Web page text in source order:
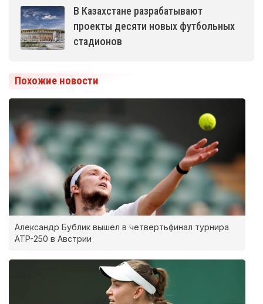
В Казахстане разрабатывают
проекты десяти новых футбольных
стадионов
Похожие новости
Александр Бублик вышел в четвертьфинал турнира
ATP-250 в Австрии